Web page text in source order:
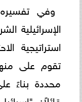
وفي تفسيره
الإسرائيلية
استراتيجية
تقوم على
محددة بناءً